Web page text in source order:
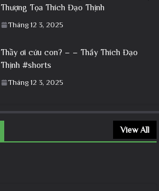
Thượng Tọa Thích Đạo Thịnh
Tháng 12 3, 2025
Thầy ơi cứu con? – – Thầy Thích Đạo
Thịnh #shorts
Tháng 12 3, 2025
View All